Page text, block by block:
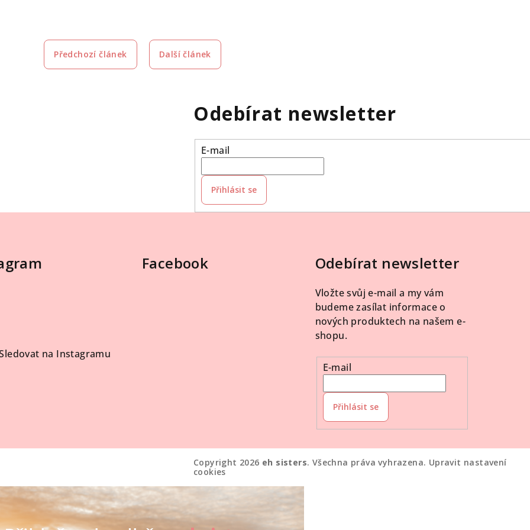
Předchozí článek Další článek
Odebírat newsletter
E-mail
Přihlásit se
na Instagramu
Facebook Odebírat newsletter
Vložte svůj e-mail a my vám
budeme zasílat informace o
nových produktech na našem e-
shopu.
E-mail
Přihlásit se
Copyright 2026 eh sisters. Všechna práva vyhrazena. Upravit nastavení
cookies